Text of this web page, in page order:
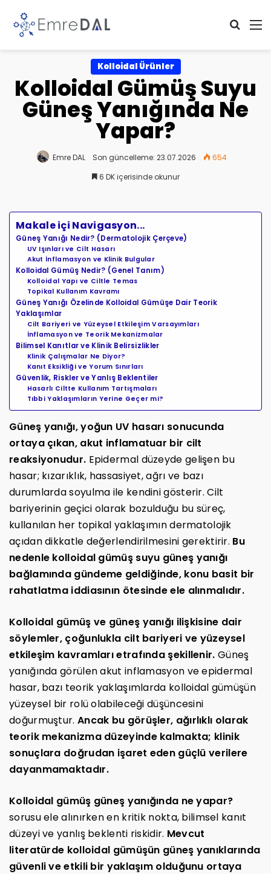
Kolloidal Ürünler
Kolloidal Gümüş Suyu
Güneş Yanığında Ne
Yapar?
Emre DAL Son güncelleme: 23.07.2026
654
6 DK içerisinde okunur
Makale içi Navigasyon...
Güneş Yanığı Nedir? (Dermatolojik Çerçeve)
UV Işınları ve Cilt Hasarı
Akut İnflamasyon ve Klinik Bulgular
Kolloidal Gümüş Nedir? (Genel Tanım)
Kolloidal Yapı ve Ciltle Temas
Topikal Kullanım Kavramı
Güneş Yanığı Özelinde Kolloidal Gümüşe Dair Teorik
Yaklaşımlar
Cilt Bariyeri ve Yüzeysel Etkileşim Varsayımları
İnflamasyon ve Teorik Mekanizmalar
Bilimsel Kanıtlar ve Klinik Belirsizlikler
Klinik Çalışmalar Ne Diyor?
Kanıt Eksikliği ve Yorum Sınırları
Güvenlik, Riskler ve Yanlış Beklentiler
Hasarlı Ciltte Kullanım Tartışmaları
Tıbbi Yaklaşımların Yerine Geçer mi?
Güneş yanığı, yoğun UV hasarı sonucunda
ortaya çıkan, akut inflamatuar bir cilt
reaksiyonudur. Epidermal düzeyde gelişen bu
hasar; kızarıklık, hassasiyet, ağrı ve bazı
durumlarda soyulma ile kendini gösterir. Cilt
bariyerinin geçici olarak bozulduğu bu süreç,
kullanılan her topikal yaklaşımın dermatolojik
açıdan dikkatle değerlendirilmesini gerektirir. Bu
nedenle kolloidal gümüş suyu güneş yanığı
bağlamında gündeme geldiğinde, konu basit bir
rahatlatma iddiasının ötesinde ele alınmalıdır.
Kolloidal gümüş ve güneş yanığı ilişkisine dair
söylemler, çoğunlukla cilt bariyeri ve yüzeysel
etkileşim kavramları etrafında şekillenir. Güneş
yanığında görülen akut inflamasyon ve epidermal
hasar, bazı teorik yaklaşımlarda kolloidal gümüşün
yüzeysel bir rolü olabileceği düşüncesini
doğurmuştur. Ancak bu görüşler, ağırlıklı olarak
teorik mekanizma düzeyinde kalmakta; klinik
sonuçlara doğrudan işaret eden güçlü verilere
dayanmamaktadır.
Kolloidal gümüş güneş yanığında ne yapar?
sorusu ele alınırken en kritik nokta, bilimsel kanıt
düzeyi ve yanlış beklenti riskidir. Mevcut
literatürde kolloidal gümüşün güneş yanıklarında
güvenli ve etkili bir yaklaşım olduğunu ortaya